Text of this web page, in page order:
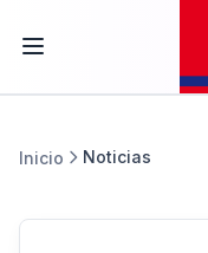
Inicio Noticias